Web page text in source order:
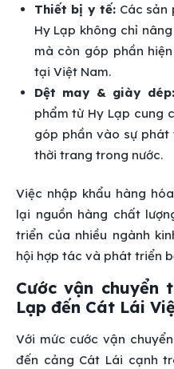
Thiết bị y tế:Các sản
Hy Lạp không chỉ
mà còn góp phần
tại Việt Nam.
Dệt may & giày dép:
phẩm từ Hy Lạp cung
góp phần vào sự
thời trang trong nước.
Việc nhập khẩu hàng
lại nguồn hàng chất
triển của nhiều ngành
hội hợp tác và phát triển
Cước vận chuyển
Lạp đến Cát Lái
Với mức cước vận
đến cảng Cát Lái cạnh